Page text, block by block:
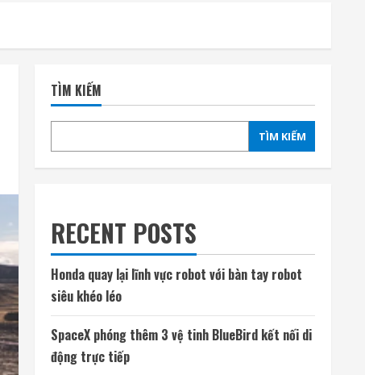
TÌM KIẾM
TÌM KIẾM
RECENT POSTS
Honda quay lại lĩnh vực robot với bàn tay robot
siêu khéo léo
SpaceX phóng thêm 3 vệ tinh BlueBird kết nối di
động trực tiếp